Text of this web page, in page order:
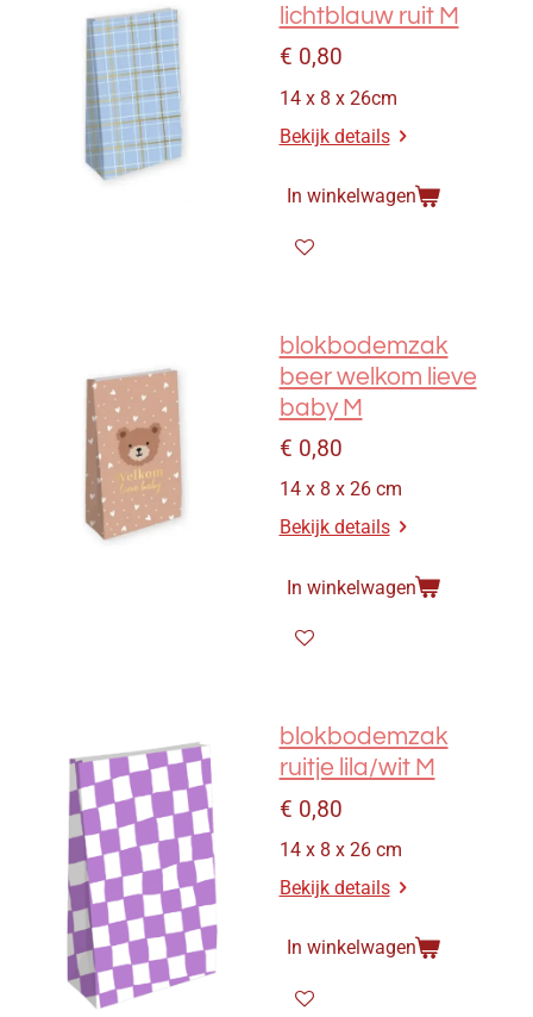
lichtblauw ruit M
€ 0,80
14 x 8 x 26cm
Bekijk details
In winkelwagen
blokbodemzak
beer welkom lieve
baby M
€ 0,80
14 x 8 x 26 cm
Bekijk details
In winkelwagen
blokbodemzak
ruitje lila/wit M
€ 0,80
14 x 8 x 26 cm
Bekijk details
In winkelwagen